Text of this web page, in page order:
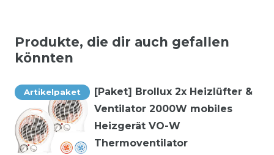
Produkte, die dir auch gefallen
könnten
Artikelpaket
[Paket] Brollux 2x Heizlüfter &
Ventilator 2000W mobiles
Heizgerät VO-W
Thermoventilator